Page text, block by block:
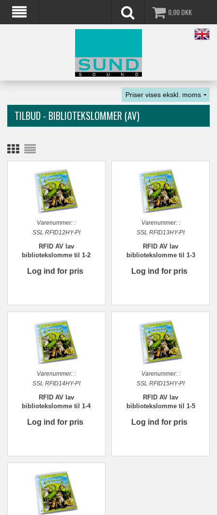
0,00DKK
TILBUD - BIBLIOTEKSLOMMER (AV)
Varenummer: :
SSL RFID12HY-PI
RFID AV lav
bibliotekslomme til 1-2
Log ind for pris
Varenummer::
SSL RFID13HY-PI
RFID AV lav
bibliotekslomme til 1-3
Log ind for pris
Varenummer: :
SSL RFID14HY-PI
RFID AV lav
bibliotekslomme til 1-4
Log ind for pris
Varenummer::
SSL RFID15HY-PI
RFID AV lav
bibliotekslomme til 1-5
Log ind for pris